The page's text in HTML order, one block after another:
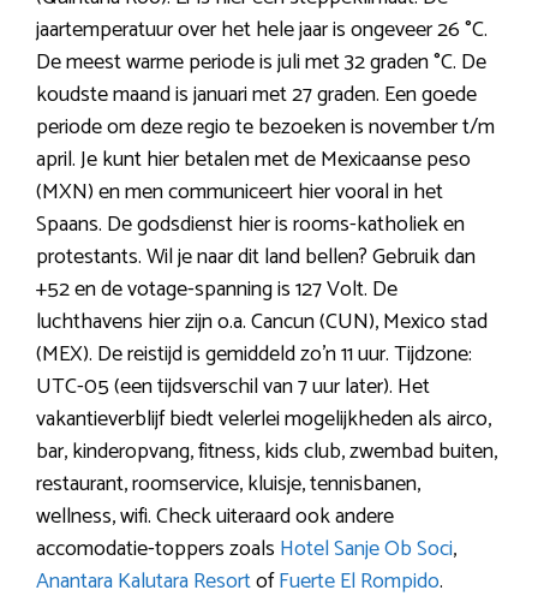
jaartemperatuur over het hele jaar is ongeveer 26 °C.
De meest warme periode is juli met 32 graden °C. De
koudste maand is januari met 27 graden. Een goede
periode om deze regio te bezoeken is november t/m
april. Je kunt hier betalen met de Mexicaanse peso
(MXN) en men communiceert hier vooral in het
Spaans. De godsdienst hier is rooms-katholiek en
protestants. Wil je naar dit land bellen? Gebruik dan
+52 en de votage-spanning is 127 Volt. De
luchthavens hier zijn o.a. Cancun (CUN), Mexico stad
(MEX). De reistijd is gemiddeld zo’n 11 uur. Tijdzone:
UTC-05 (een tijdsverschil van 7 uur later). Het
vakantieverblijf biedt velerlei mogelijkheden als airco,
bar, kinderopvang, fitness, kids club, zwembad buiten,
restaurant, roomservice, kluisje, tennisbanen,
wellness, wifi. Check uiteraard ook andere
accomodatie-toppers zoals Hotel Sanje Ob Soci,
Anantara Kalutara ResortofFuerte El Rompido.